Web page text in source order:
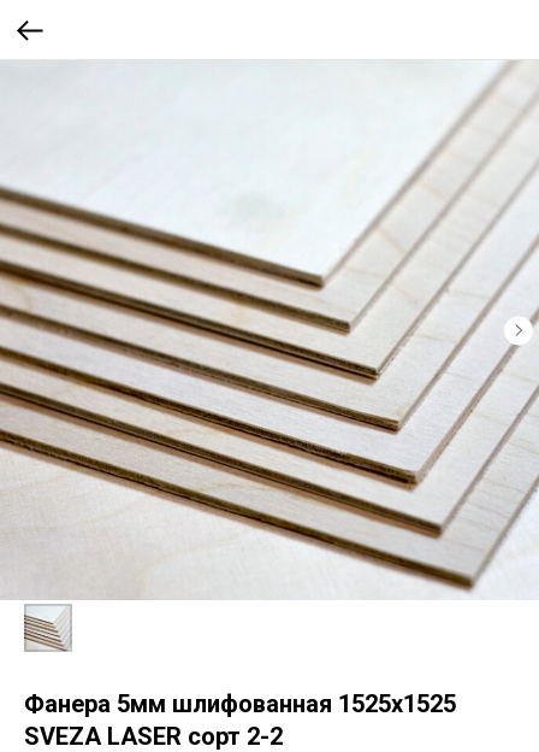
Фанера 5мм шлифованная 1525х1525
SVEZA LASER сорт 2-2